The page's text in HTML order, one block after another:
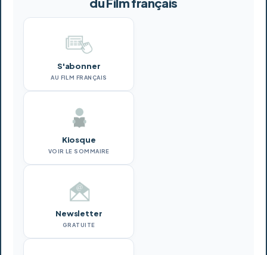
S'abonner
AU FILM FRANÇAIS
Kiosque
VOIR LE SOMMAIRE
Newsletter
GRATUITE